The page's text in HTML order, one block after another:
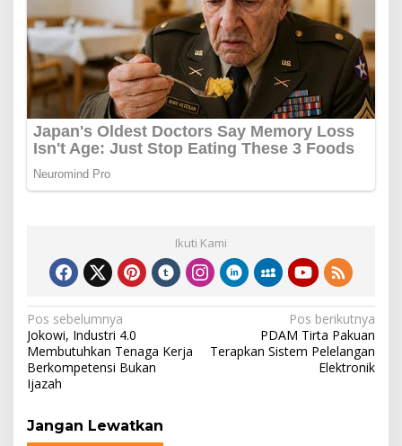
Ikuti Kami
Navigasi
pos
Pos sebelumnya
Jokowi, Industri 4.0
Membutuhkan Tenaga Kerja
Berkompetensi Bukan
Ijazah
Pos berikutnya
PDAM Tirta Pakuan
Terapkan Sistem Pelelangan
Elektronik
Jangan Lewatkan